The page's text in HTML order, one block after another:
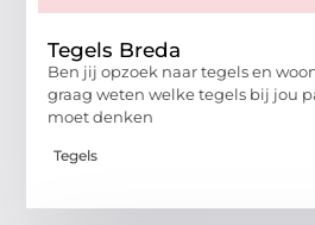
Tegels Breda
Ben jij opzoek naar tegels en
graag weten welke tegels bij jou
moet denken
Tegels